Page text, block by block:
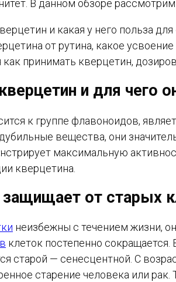
В данном обзоре
и какая у него польза для
от рутина, какое
принимать кверцетин,
и для чего
к группе флавоноидов,
вещества, они
максимальную
кверцетина.
защищает от старых
неизбежны с течением жизни,
клеток постепенно
старой — сенесцентной. С
старение человека или